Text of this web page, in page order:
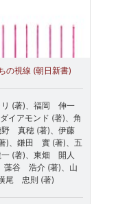
の視線 (朝日新書)
リ (著)、福岡 伸一
イアモンド (著)、角
野 真穂 (著)、伊藤
)、鎌田 實 (著)、五
(著)、東畑 開人
藻谷 浩介 (著)、山
尾 忠則 (著)